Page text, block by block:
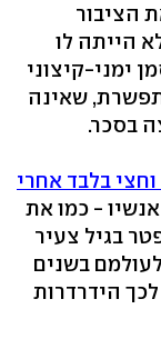
הציבור
הייתה לו
ימני-קיצוני
שאינה
בסכר.
בלבד אחרי
- כמו את
בגיל צעיר
בשנים
הידרדרות